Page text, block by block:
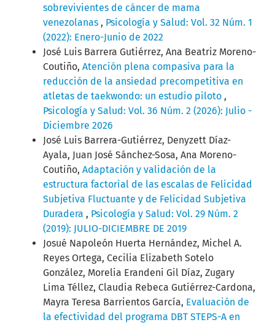
sobrevivientes de cáncer de mama
venezolanas , Psicología y Salud: Vol. 32 Núm. 1
(2022): Enero-Junio de 2022
José Luis Barrera Gutiérrez, Ana Beatriz Moreno-
Coutiño, Atención plena compasiva para la
reducción de la ansiedad precompetitiva en
atletas de taekwondo: un estudio piloto ,
Psicología y Salud: Vol. 36 Núm. 2 (2026): Julio -
Diciembre 2026
José Luis Barrera-Gutiérrez, Denyzett Díaz-
Ayala, Juan José Sánchez-Sosa, Ana Moreno-
Coutiño, Adaptación y validación de la
estructura factorial de las escalas de Felicidad
Subjetiva Fluctuante y de Felicidad Subjetiva
Duradera , Psicología y Salud: Vol. 29 Núm. 2
(2019): JULIO-DICIEMBRE DE 2019
Josué Napoleón Huerta Hernández, Michel A.
Reyes Ortega, Cecilia Elizabeth Sotelo
González, Morelia Erandeni Gil Díaz, Zugary
Lima Téllez, Claudia Rebeca Gutiérrez-Cardona,
Mayra Teresa Barrientos García, Evaluación de
la efectividad del programa DBT STEPS-A en